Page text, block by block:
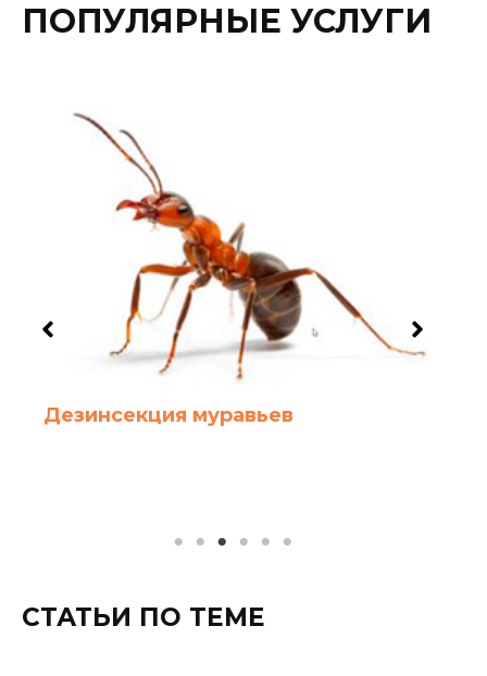
ПОПУЛЯРНЫЕ УСЛУГИ
Дезинсекция муравьев
СТАТЬИ ПО ТЕМЕ